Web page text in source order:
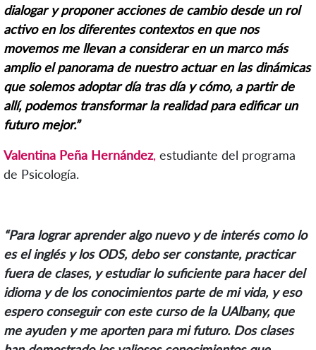
dialogar y proponer acciones de cambio desde un rol
activo en los diferentes contextos en que nos
movemos me llevan a considerar en un marco más
amplio el panorama de nuestro actuar en las dinámicas
que solemos adoptar día tras día y cómo, a partir de
allí, podemos transformar la realidad para edificar un
futuro mejor.”
Valentina Peña Hernández, estudiante del programa
de Psicología.
“Para lograr aprender algo nuevo y de interés como lo
es el inglés y los ODS, debo ser constante, practicar
fuera de clases, y estudiar lo suficiente para hacer del
idioma y de los conocimientos parte de mi vida, y eso
espero conseguir con este curso de la UAlbany, que
me ayuden y me aporten para mi futuro. Dos clases